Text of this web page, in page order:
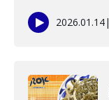
2026.01.14|